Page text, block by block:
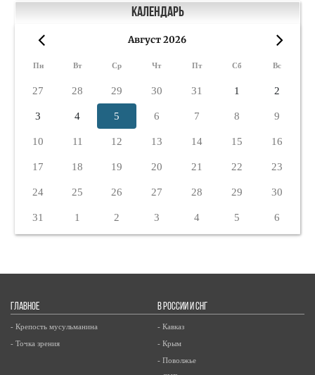
Календарь
Август 2026
Пн Вт Ср Чт Пт Сб Вс
27 28 29 30 31 1 2
3 4 5 6 7 8 9
10 11 12 13 14 15 16
17 18 19 20 21 22 23
24 25 26 27 28 29 30
31 1 2 3 4 5 6
ГЛАВНОЕ
- Крепость мусульманина
- Точка зрения
В РОССИИ И СНГ
- Кавказ
- Крым
- Поволжье